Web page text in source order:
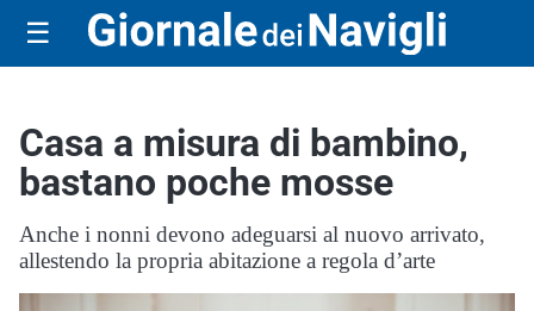
☰
Casa a misura di bambino,
bastano poche mosse
Anche i nonni devono adeguarsi al nuovo arrivato,
allestendo la propria abitazione a regola d’arte